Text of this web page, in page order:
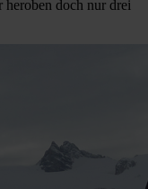
heroben doch nur drei